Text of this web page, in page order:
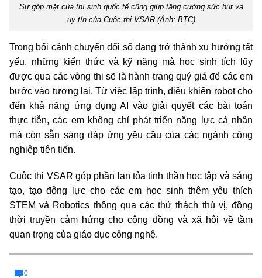
Sự góp mặt của thí sinh quốc tế cũng giúp tăng cường sức hút và
uy tín của Cuộc thi VSAR (Ảnh: BTC)
Trong bối cảnh chuyển đổi số đang trở thành xu hướng tất
yếu, những kiến thức và kỹ năng mà học sinh tích lũy
được qua các vòng thi sẽ là hành trang quý giá để các em
bước vào tương lai. Từ việc lập trình, điều khiển robot cho
đến khả năng ứng dụng AI vào giải quyết các bài toán
thực tiễn, các em không chỉ phát triển năng lực cá nhân
mà còn sẵn sàng đáp ứng yêu cầu của các ngành công
nghiệp tiên tiến.
Cuộc thi VSAR góp phần lan tỏa tinh thần học tập và sáng
tạo, tạo động lực cho các em học sinh thêm yêu thích
STEM và Robotics thông qua các thử thách thú vị, đồng
thời truyền cảm hứng cho cộng đồng và xã hội về tầm
quan trọng của giáo dục công nghệ.
0